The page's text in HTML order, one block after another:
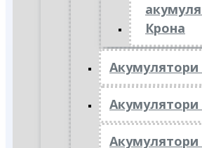
Крона
Акумулятори
Акумулятори
Акумулятори